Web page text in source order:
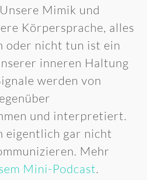
Mimik und
Körpersprache, alles
oder nicht tun ist ein
inneren Haltung
werden von
und interpretiert.
eigentlich gar nicht
Mehr
Mini-Podcast.